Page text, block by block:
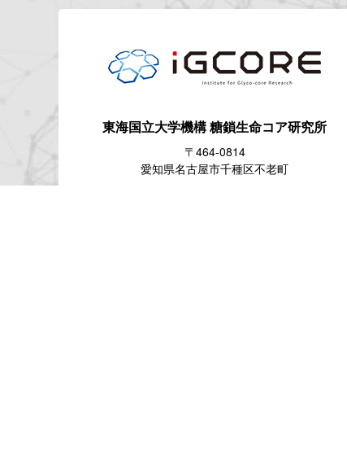
東海国立大学機構糖鎖生命コア研究所
〒464-0814
愛知県名古屋市千種区不老町